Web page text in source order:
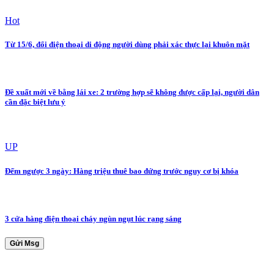
Hot
Từ 15/6, đổi điện thoại di động người dùng phải xác thực lại khuôn mặt
Đề xuất mới về bằng lái xe: 2 trường hợp sẽ không được cấp lại, người dân
cần đặc biệt lưu ý
UP
Đếm ngược 3 ngày: Hàng triệu thuê bao đứng trước nguy cơ bị khóa
3 cửa hàng điện thoại cháy ngùn ngụt lúc rạng sáng
Gửi Msg